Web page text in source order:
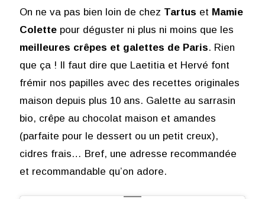
On ne va pas bien loin de chez Tartus et Mamie
Colettepour déguster ni plus ni moins que les
meilleures crêpes et galettes de Paris. Rien
que ça ! Il faut dire que Laetitia et Hervé font
frémir nos papilles avec des recettes originales
maison depuis plus 10 ans. Galette au sarrasin
bio, crêpe au chocolat maison et amandes
(parfaite pour le dessert ou un petit creux),
cidres frais… Bref, une adresse recommandée
et recommandable qu’on adore.